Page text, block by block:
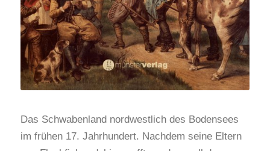
Das Schwabenland nordwestlich des Bodensees
im frühen 17. Jahrhundert. Nachdem seine Eltern